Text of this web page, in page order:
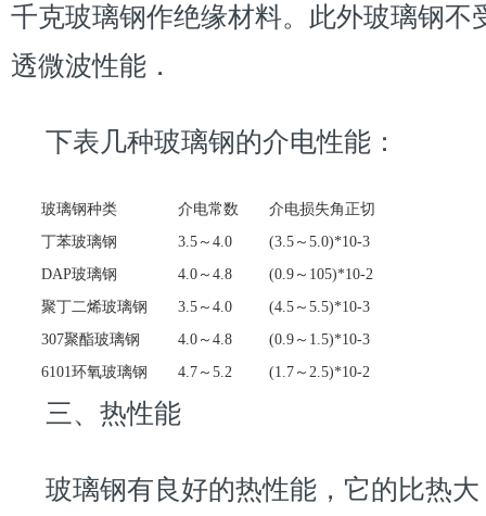
千克玻璃钢作绝缘材料。此外玻璃钢不
透微波性能．
下表几种玻璃钢的介电性能：
玻璃钢种类 介电常数
介电损失角正切
丁苯玻璃钢
3.5～4.0
(3.5～5.0)*10-3
DAP玻璃钢
4.0～4.8
(0.9～105)*10-2
聚丁二烯玻璃钢
3.5～4.0
(4.5～5.5)*10-3
307聚酯玻璃钢
4.0～4.8
(0.9～1.5)*10-3
6101环氧玻璃钢
4.7～5.2 (1.7～2.5)*10-2
三、热性能
玻璃钢有良好的热性能，它的比热